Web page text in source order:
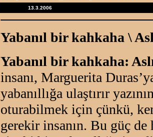
13.3.2006
Yabanıl bir kahkaha \
Yabanıl bir kahkaha:
insanı, Marguerita
yabanıllığa ulaştırır
oturabilmek için çünkü,
gerekir insanın. Bu güç